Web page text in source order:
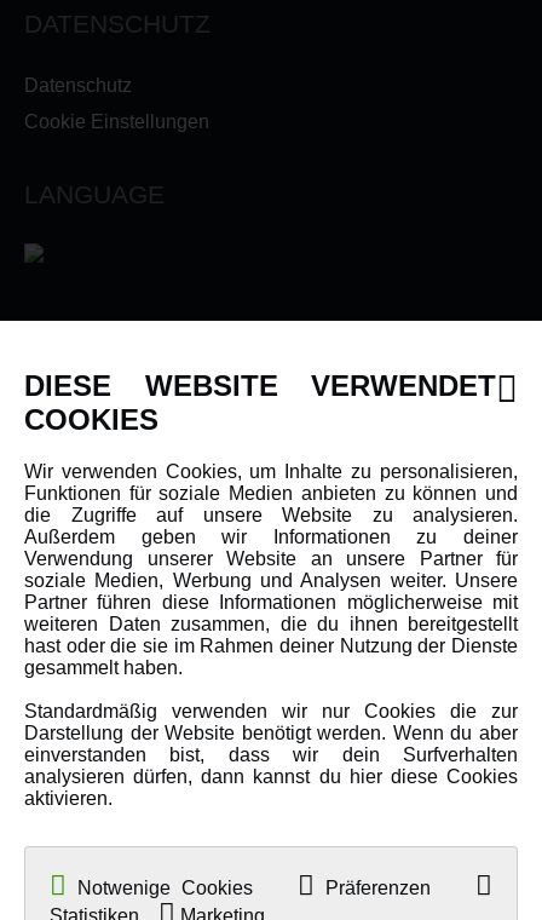
DATENSCHUTZ
Datenschutz
Cookie Einstellungen
LANGUAGE
Newsletter
Karriere
Amewi Kataloge
MEHR VON AMEWI
AMXRacing - Qualitäts RC-Zubehör
Malinos - Die kreative Seite von Amewi
Werden Sie Amewi Händler
Amewi B2B-Shop
DIESE WEBSITE VERWENDET
COOKIES
Wir verwenden Cookies, um Inhalte zu personalisieren,
Funktionen für soziale Medien anbieten zu können und
die Zugriffe auf unsere Website zu analysieren.
Außerdem geben wir Informationen zu deiner
Verwendung unserer Website an unsere Partner für
soziale Medien, Werbung und Analysen weiter. Unsere
Partner führen diese Informationen möglicherweise mit
weiteren Daten zusammen, die du ihnen bereitgestellt
hast oder die sie im Rahmen deiner Nutzung der Dienste
gesammelt haben.
Standardmäßig verwenden wir nur Cookies die zur
Darstellung der Website benötigt werden. Wenn du aber
einverstanden bist, dass wir dein Surfverhalten
analysieren dürfen, dann kannst du hier diese Cookies
aktivieren.
Notwenige Cookies
Präferenzen
Statistiken
Marketing